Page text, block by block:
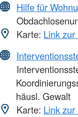
Hilfe für
Karte: Link
häusl. Gewalt
Karte: Link